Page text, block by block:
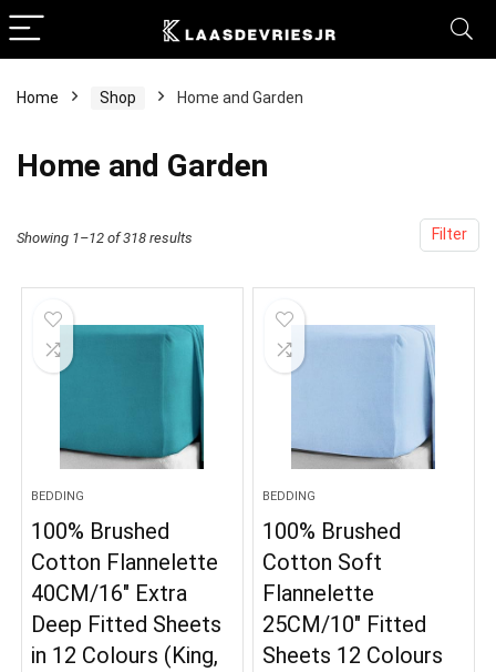
Home Shop Home and Garden
Home and Garden
Filter
Showing 1–12 of 318 results
BEDDING
100% Brushed
Cotton Flannelette
40CM/16″ Extra
Deep Fitted Sheets
in 12 Colours (King,
BEDDING
100% Brushed
Cotton Soft
Flannelette
25CM/10″ Fitted
Sheets 12 Colours